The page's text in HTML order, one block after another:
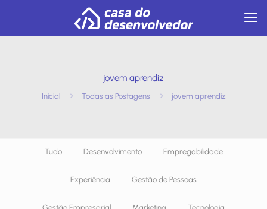
jovem aprendiz
Inicial Todas as Postagens jovem aprendiz
Tudo Desenvolvimento Empregabilidade
Experiência Gestão de Pessoas